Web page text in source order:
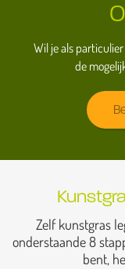
Wil je als
de
Zelf kunstgras
onderstaande 8
bent,